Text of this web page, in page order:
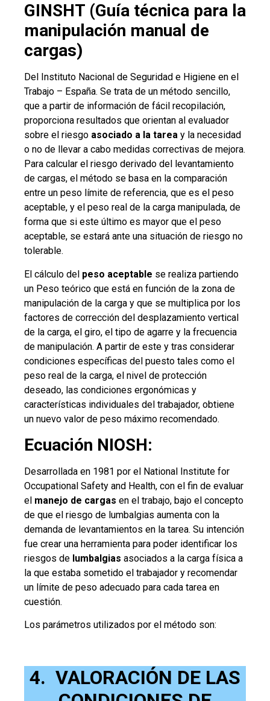
GINSHT (Guía técnica para la
manipulación manual de
cargas)
Del Instituto Nacional de Seguridad e Higiene en el
Trabajo – España. Se trata de un método sencillo,
que a partir de información de fácil recopilación,
proporciona resultados que orientan al evaluador
sobre el riesgo asociado a la tarea y la necesidad
o no de llevar a cabo medidas correctivas de mejora.
Para calcular el riesgo derivado del levantamiento
de cargas, el método se basa en la comparación
entre un peso límite de referencia, que es el peso
aceptable, y el peso real de la carga manipulada, de
forma que si este último es mayor que el peso
aceptable, se estará ante una situación de riesgo no
tolerable.
El cálculo del peso aceptable se realiza partiendo
un Peso teórico que está en función de la zona de
manipulación de la carga y que se multiplica por los
factores de corrección del desplazamiento vertical
de la carga, el giro, el tipo de agarre y la frecuencia
de manipulación. A partir de este y tras considerar
condiciones específicas del puesto tales como el
peso real de la carga, el nivel de protección
deseado, las condiciones ergonómicas y
características individuales del trabajador, obtiene
un nuevo valor de peso máximo recomendado.
Ecuación NIOSH:
Desarrollada en 1981 por el National Institute for
Occupational Safety and Health, con el fin de evaluar
el manejo de cargas en el trabajo, bajo el concepto
de que el riesgo de lumbalgias aumenta con la
demanda de levantamientos en la tarea. Su intención
fue crear una herramienta para poder identificar los
riesgos de lumbalgias asociados a la carga física a
la que estaba sometido el trabajador y recomendar
un límite de peso adecuado para cada tarea en
cuestión.
Los parámetros utilizados por el método son:
4. VALORACIÓN DE LAS